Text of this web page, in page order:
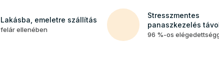
Lakásba, emeletre szállítás
felár ellenében
Stresszmentes
panaszkezelés
96 %-os